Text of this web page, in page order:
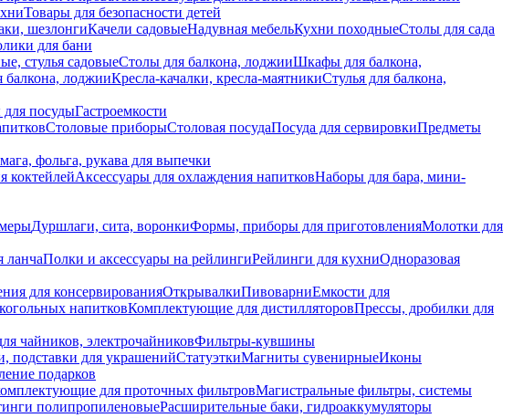
Товары для безопасности детей
шезлонгиКачели садовыеНадувная мебельКухни походныеСтолы для сада
для бани
стулья садовыеСтолы для балкона, лоджииШкафы для балкона,
балкона, лоджииКресла-качалки, кресла-маятникиСтулья для балкона,
посудыГастроемкости
Столовые приборыСтоловая посудаПосуда для сервировкиПредметы
фольга, рукава для выпечки
коктейлейАксессуары для охлаждения напитковНаборы для бара, мини-
Дуршлаги, сита, воронкиФормы, приборы для приготовленияМолотки для
ланчаПолки и аксессуары на рейлингиРейлинги для кухниОдноразовая
для консервированияОткрывалкиПивоварниЕмкости для
напитковКомплектующие для дистилляторовПрессы, дробилки для
чайников, электрочайниковФильтры-кувшины
подставки для украшенийСтатуэткиМагниты сувенирныеИконы
подарков
для проточных фильтровМагистральные фильтры, системы
полипропиленовыеРасширительные баки, гидроаккумуляторы